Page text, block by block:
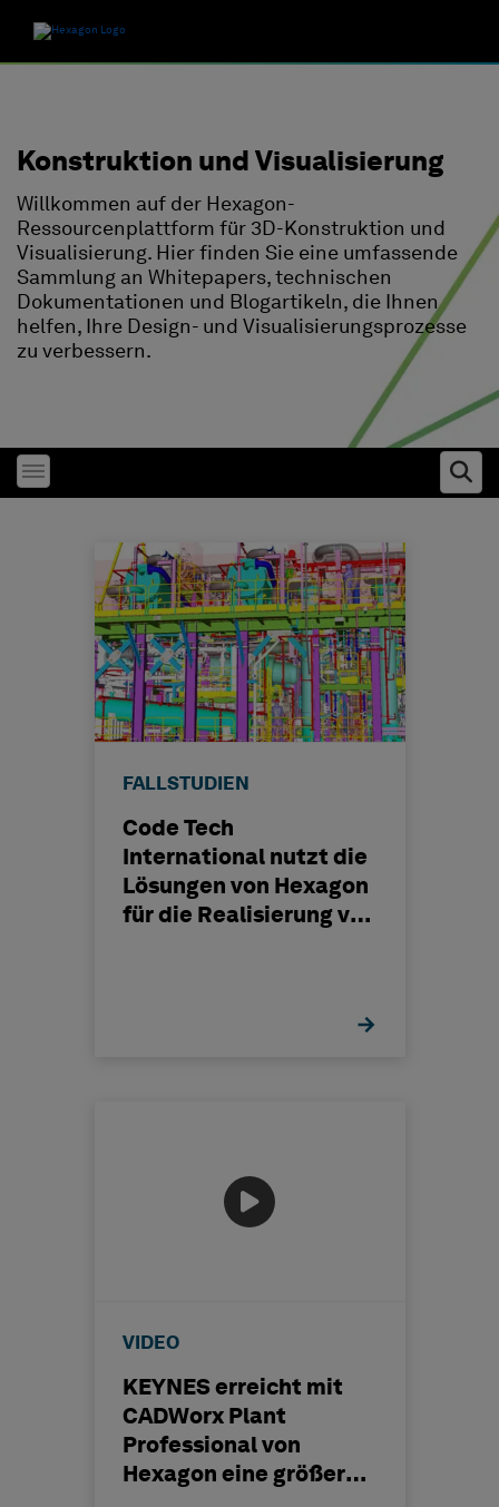
Konstruktion und Visualisierung
Willkommen auf der Hexagon-
Ressourcenplattform für 3D-Konstruktion und
Visualisierung. Hier finden Sie eine umfassende
Sammlung an Whitepapers, technischen
Dokumentationen und Blogartikeln, die Ihnen
helfen, Ihre Design- und Visualisierungsprozesse
zu verbessern.
Toggle menubar
FALLSTUDIEN
Code Tech
International nutzt die
Lösungen von Hexagon
für die Realisierung von
VIDEO
KEYNES erreicht mit
CADWorx Plant
Professional von
Hexagon eine größere